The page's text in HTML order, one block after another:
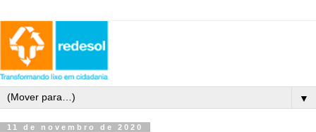
▼
11 de novembro de 2020